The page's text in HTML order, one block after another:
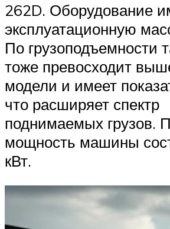
262D. Оборудование
эксплуатационную
По грузоподъемности
тоже превосходит
модели и имеет
что расширяет спектр
поднимаемых грузов.
мощность машины
кВт.